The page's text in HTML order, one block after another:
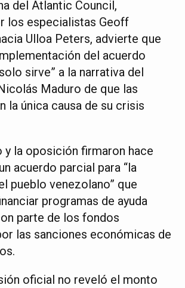
del Atlantic Council,
los especialistas Geoff
Ulloa Peters, advierte que
del acuerdo
sirve” a la narrativa del
Maduro de que las
la única causa de su crisis
y la oposición firmaron hace
acuerdo parcial para “la
pueblo venezolano” que
programas de ayuda
parte de los fondos
las sanciones económicas de
oficial no reveló el monto